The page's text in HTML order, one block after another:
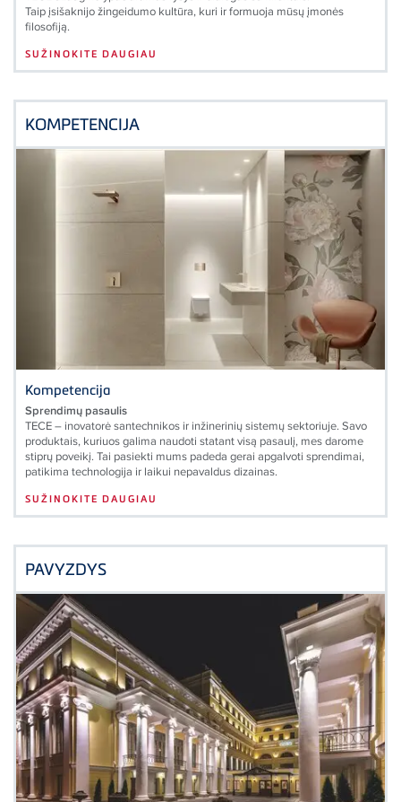
Taip įsišaknijo žingeidumo kultūra, kuri ir formuoja mūsų įmonės
filosofiją.
SUŽINOKITE DAUGIAU
KOMPETENCIJA
Kompetencija
Sprendimų pasaulis
TECE – inovatorė santechnikos ir inžinerinių sistemų sektoriuje. Savo
produktais, kuriuos galima naudoti statant visą pasaulį, mes darome
stiprų poveikį. Tai pasiekti mums padeda gerai apgalvoti sprendimai,
patikima technologija ir laikui nepavaldus dizainas.
SUŽINOKITE DAUGIAU
PAVYZDYS